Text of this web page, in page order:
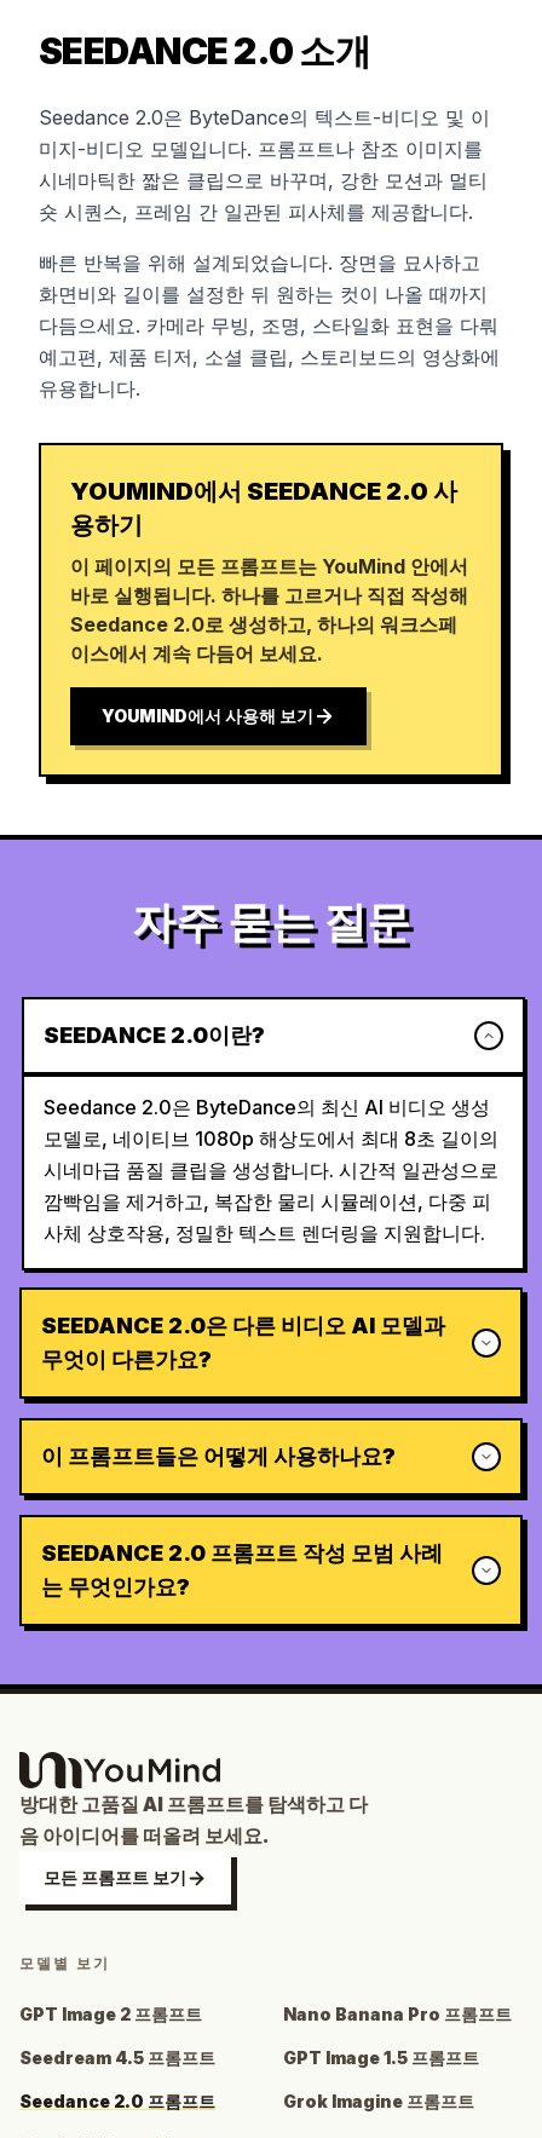
SEEDANCE 2.0 소개
Seedance 2.0은 ByteDance의 텍스트-비디오 및 이
미지-비디오 모델입니다. 프롬프트나 참조 이미지를
시네마틱한 짧은 클립으로 바꾸며, 강한 모션과 멀티
숏 시퀀스, 프레임 간 일관된 피사체를 제공합니다.
빠른 반복을 위해 설계되었습니다. 장면을 묘사하고
화면비와 길이를 설정한 뒤 원하는 컷이 나올 때까지
다듬으세요. 카메라 무빙, 조명, 스타일화 표현을 다뤄
예고편, 제품 티저, 소셜 클립, 스토리보드의 영상화에
유용합니다.
YOUMIND에서 SEEDANCE 2.0 사
용하기
이 페이지의 모든 프롬프트는 YouMind 안에서
바로 실행됩니다. 하나를 고르거나 직접 작성해
Seedance 2.0로 생성하고, 하나의 워크스페
이스에서 계속 다듬어 보세요.
YOUMIND에서 사용해 보기
자주 묻는 질문
SEEDANCE 2.0이란?
Seedance 2.0은 ByteDance의 최신 AI 비디오 생성
모델로, 네이티브 1080p 해상도에서 최대 8초 길이의
시네마급 품질 클립을 생성합니다. 시간적 일관성으로
깜빡임을 제거하고, 복잡한 물리 시뮬레이션, 다중 피
사체 상호작용, 정밀한 텍스트 렌더링을 지원합니다.
SEEDANCE 2.0은 다른 비디오 AI 모델과
무엇이 다른가요?
이 프롬프트들은 어떻게 사용하나요?
SEEDANCE 2.0 프롬프트 작성 모범 사례
는 무엇인가요?
방대한 고품질 AI 프롬프트를 탐색하고 다
음 아이디어를 떠올려 보세요.
모든 프롬프트 보기
모델별 보기
GPT Image 2 프롬프트 Nano Banana Pro 프롬프트
Seedream 4.5 프롬프트 GPT Image 1.5 프롬프트
Seedance 2.0 프롬프트 Grok Imagine 프롬프트